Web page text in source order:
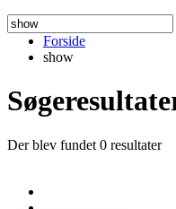
Forside
show
Der blev fundet 0 resultater